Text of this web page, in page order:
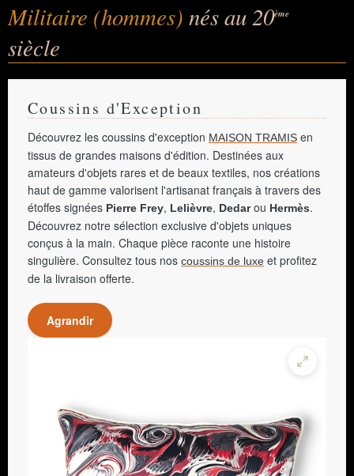
Militaire (hommes) nés au 20ème
siècle
Coussins d'Exception
Découvrez les coussins d'exception MAISON TRAMIS en
tissus de grandes maisons d'édition. Destinées aux
amateurs d'objets rares et de beaux textiles, nos créations
haut de gamme valorisent l'artisanat français à travers des
étoffes signées Pierre Frey, Lelièvre, Dedarou Hermès.
Découvrez notre sélection exclusive d'objets uniques
conçus à la main. Chaque pièce raconte une histoire
singulière. Consultez tous nos coussins de luxe et profitez
de la livraison offerte.
Agrandir